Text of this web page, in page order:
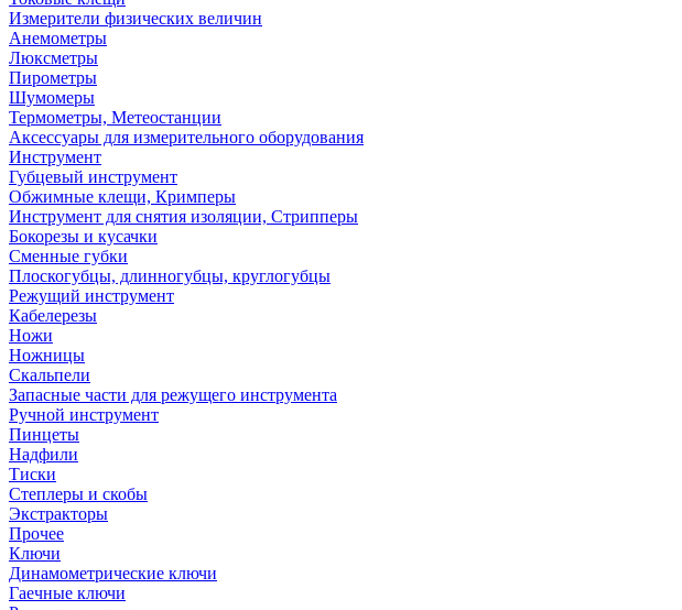
Измерители физических величин
Анемометры
Люксметры
Пирометры
Шумомеры
Термометры, Метеостанции
Аксессуары для измерительного оборудования
Инструмент
Губцевый инструмент
Обжимные клещи, Кримперы
Инструмент для снятия изоляции, Стрипперы
Бокорезы и кусачки
Сменные губки
Плоскогубцы, длинногубцы, круглогубцы
Режущий инструмент
Кабелерезы
Ножи
Ножницы
Скальпели
Запасные части для режущего инструмента
Ручной инструмент
Пинцеты
Надфили
Тиски
Степлеры и скобы
Экстракторы
Прочее
Ключи
Динамометрические ключи
Гаечные ключи